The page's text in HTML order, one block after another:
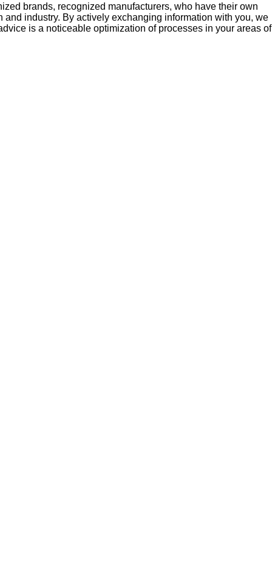
brands, recognized manufacturers, who have their own
industry. By actively exchanging information with you, we
is a noticeable optimization of processes in your areas of